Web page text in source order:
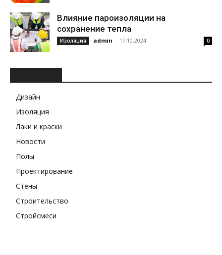
Влияние пароизоляции на
сохранение тепла
Изоляция admin - 17.10.2024 0
Дизайн
Изоляция
Лаки и краски
Новости
Полы
Проектирование
Стены
Строительство
Стройсмеси